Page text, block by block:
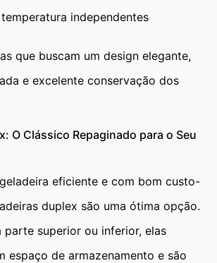
independentes
que buscam um design elegante,
e excelente conservação dos
O Clássico Repaginado para o Seu
eficiente e com bom custo-
duplex são uma ótima opção.
parte superior ou inferior, elas
espaço de armazenamento e são